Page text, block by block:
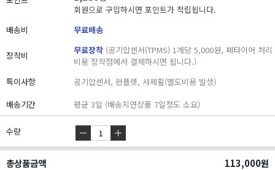
회원으로 구입하시면 포인트가 적립됩니다.
배송비
무료배송
장착비 무료장착 (공기압센서(TPMS) 1개당 5,000원, 폐타이어 처리
비용 장착점에서 결제하시면 됩니다.)
특이사항
공기압센서, 런플렛, 사제휠(별도비용 발생)
배송기간
평균 3일 (배송지연상품 7일정도 소요)
수량
총상품금액 113,000원